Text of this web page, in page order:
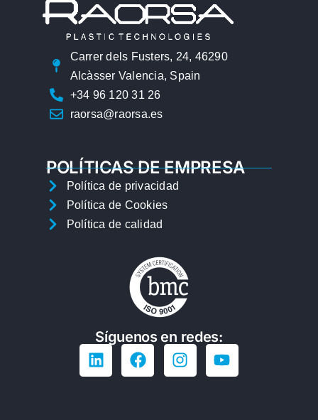
Carrer dels Fusters, 24, 46290
Alcàsser Valencia, Spain
+34 96 120 31 26
raorsa@raorsa.es
POLÍTICAS DE EMPRESA
Política de privacidad
Política de Cookies
Política de calidad
Síguenos en redes: